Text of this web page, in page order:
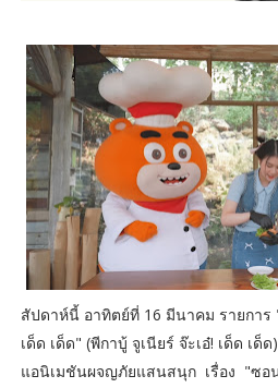
สัปดาห์นี้ อาทิตย์ที่ 16 มีนาคม รายการ
เด็ด เด็ด" (พีกาบู้ จูเนียร์ จ๊ะเอ๋! เด็ด เ
แอนิเมชันผจญภัยแสนสนุก เรื่อง "ซอ